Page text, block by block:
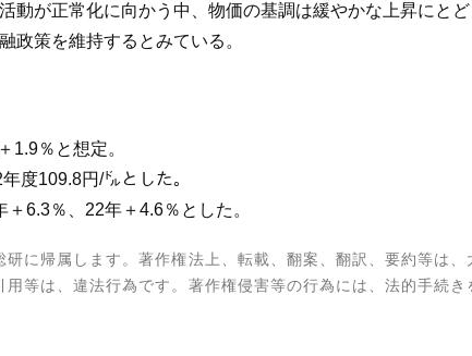
動が正常化に向かう中、物価の基調は緩やかな上昇にと
政策を維持するとみている。
1.9％と想定。
度109.8円/㌦とした。
6.3％、22年＋4.6％とした。
に帰属します。著作権法上、転載、翻案、翻訳、要約等は
等は、違法行為です。著作権侵害等の行為には、法的手続